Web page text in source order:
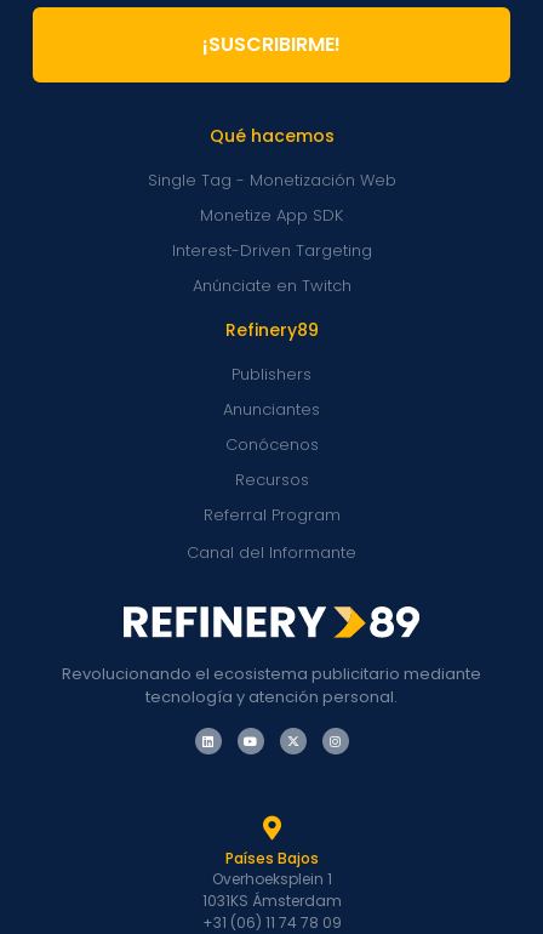
Revolucionando el ecosistema publicitario mediante
tecnología y atención personal.
Refinery89
Publishers
Anunciantes
Conócenos
Recursos
Referral Program
Canal del Informante
Qué hacemos
Single Tag - Monetización Web
Monetize App SDK
Interest-Driven Targeting
Anúnciate en Twitch
¡SUSCRIBIRME!
Países Bajos
Overhoeksplein 1
1031KS Ámsterdam
+31 (06) 11 74 78 09